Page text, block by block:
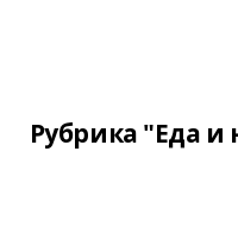
Рубрика "Еда и